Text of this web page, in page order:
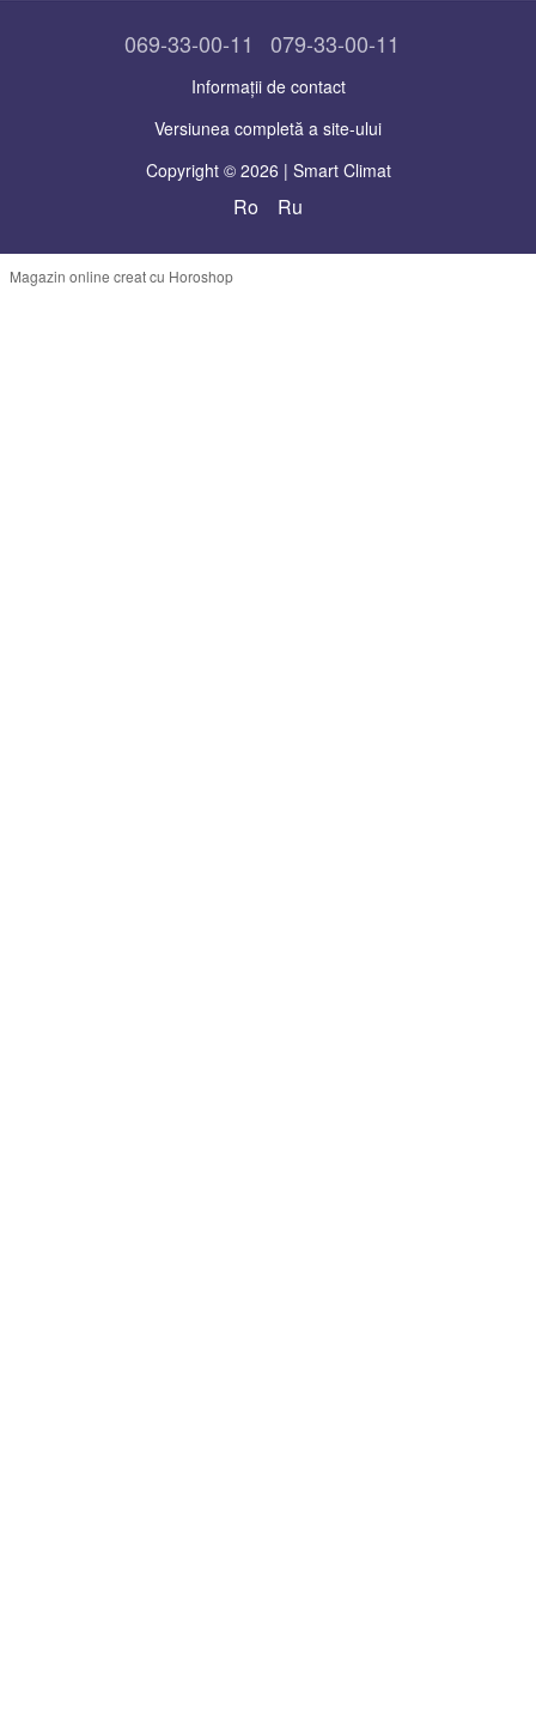
069-33-00-11 079-33-00-11
Informații de contact
Versiunea completă a site-ului
Copyright © 2026 | Smart Climat
Ro Ru
Magazin online creat cu Horoshop